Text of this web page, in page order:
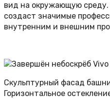
вид на окружающую среду.
создаст значимые
внутренним и внешним
Скульптурный фасад
Горизонтальное